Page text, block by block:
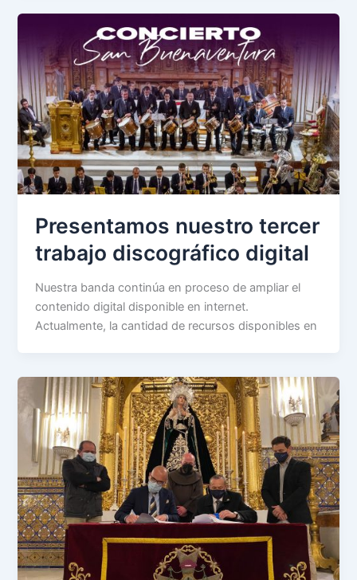
Presentamos nuestro tercer
trabajo discográfico digital
Nuestra banda continúa en proceso de ampliar el
contenido digital disponible en internet.
Actualmente, la cantidad de recursos disponibles en